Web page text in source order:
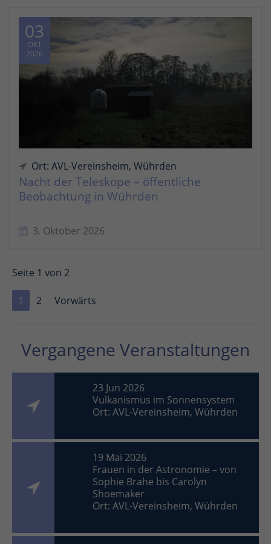
03
OKT
2026
Ort: AVL-Vereinsheim, Wührden
Nacht der Teleskope – öffentliche
Beobachtung in Wührden
3. Oktober 2026
Seite 1 von 2
1 2 Vorwärts
Vergangene Veranstaltungen
23 Jun 2026
Vulkanismus im Sonnensystem
Ort: AVL-Vereinsheim, Wührden
19 Mai 2026
Frauen in der Astronomie – von
Sophie Brahe bis Carolyn
Shoemaker
Ort: AVL-Vereinsheim, Wührden